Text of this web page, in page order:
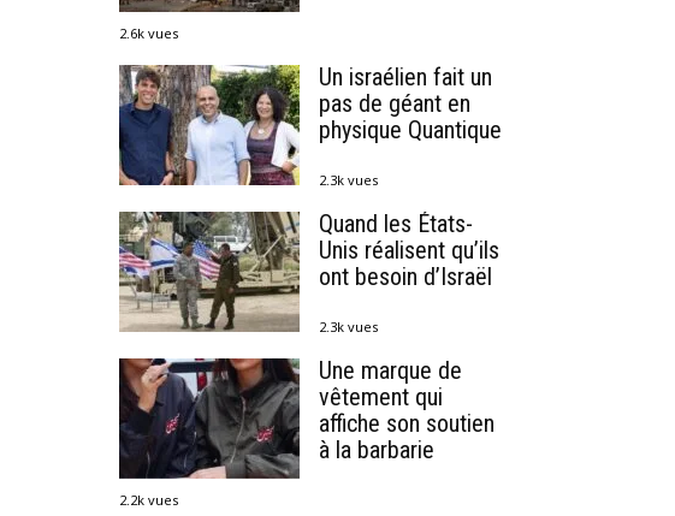
2.6k vues
Un israélien fait un
pas de géant en
physique Quantique
2.3k vues
Quand les États-
Unis réalisent qu’ils
ont besoin d’Israël
2.3k vues
Une marque de
vêtement qui
affiche son soutien
à la barbarie
2.2k vues